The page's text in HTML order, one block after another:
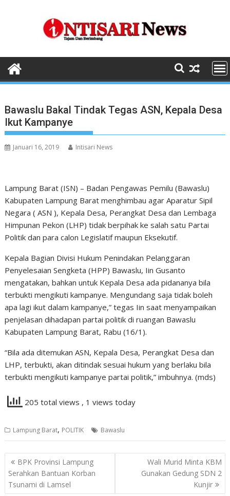
Bawaslu Bakal Tindak Tegas ASN, Kepala Desa
Ikut Kampanye
Januari 16, 2019 Intisari News
Lampung Barat (ISN) – Badan Pengawas Pemilu (Bawaslu)
Kabupaten Lampung Barat menghimbau agar Aparatur Sipil
Negara ( ASN ), Kepala Desa, Perangkat Desa dan Lembaga
Himpunan Pekon (LHP) tidak berpihak ke salah satu Partai
Politik dan para calon Legislatif maupun Eksekutif.
Kepala Bagian Divisi Hukum Penindakan Pelanggaran
Penyelesaian Sengketa (HPP) Bawaslu, Iin Gusanto
mengatakan, bahkan untuk Kepala Desa ada pidananya bila
terbukti mengikuti kampanye. Mengundang saja tidak boleh
apa lagi ikut dalam kampanye,” tegas Iin saat menyampaikan
penjelasan dihadapan partai politik di ruangan Bawaslu
Kabupaten Lampung Barat, Rabu (16/1).
“Bila ada ditemukan ASN, Kepala Desa, Perangkat Desa dan
LHP, terbukti, akan ditindak sesuai hukum yang berlaku bila
terbukti mengikuti kampanye partai politik,” imbuhnya. (mds)
205 total views , 1 views today
Lampung Barat, POLITIK Bawaslu
Navigasi
pos
BPK Provinsi Lampung
Serahkan Bantuan Korban
Tsunami di Lamsel
Wali Murid Minta KBM
Gunakan Gedung SDN 2
Kunjir